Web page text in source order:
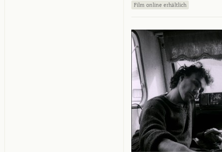
Film online erhältlich